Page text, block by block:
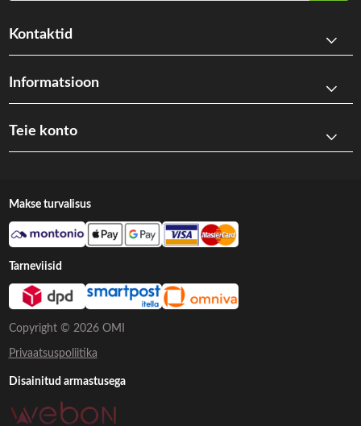
Kontaktid
Informatsioon
Teie konto
Copyright © 2026 OMI
Privaatsuspoliitika
Makse turvalisus
Tarneviisid
Disainitud armastusega